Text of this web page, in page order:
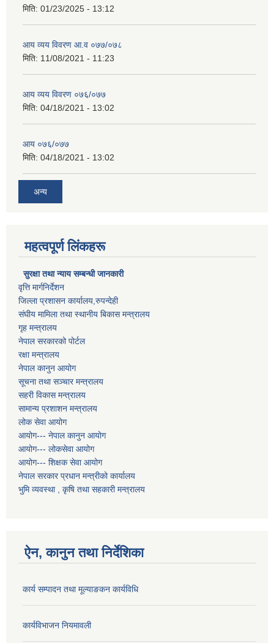
मिति: 01/23/2025 - 13:12
आय व्यय विवरण आ.व ०७७/०७८
मिति: 11/08/2021 - 11:23
आय व्यय विवरण ०७६/०७७
मिति: 04/18/2021 - 13:02
आय ०७६/०७७
मिति: 04/18/2021 - 13:02
अन्य
महत्वपूर्ण लिंकहरू
सुरक्षा तथा न्याय सम्बन्धी जानकारी
वृत्ति मार्गनिर्देशन
जिल्ला प्रशासन कार्यालय,रुपन्देही
संघीय मामिला तथा स्थानीय बिकास मन्त्रालय
गृह मन्त्रालय
नेपाल सरकारको पोर्टल
रक्षा मन्त्रालय
नेपाल कानुन आयोग
सूचना तथा सञ्चार मन्त्रालय
सहरी विकास मन्त्रालय
सामान्य प्रशाशन मन्त्रालय
लोक सेवा आयोग
आयोग--- नेपाल कानुन आयोग
आयोग--- लोकसेवा आयोग
आयोग--- शिक्षक सेवा आयोग
नेपाल सरकार प्रधान मन्त्रीको कार्यालय
भुमि व्यवस्था , कृषि तथा सहकारी मन्त्रालय
ऐन, कानुन तथा निर्देशिका
कार्य सम्पादन तथा मूल्याङकन कार्यविधि
कार्यविभाजन नियमावली